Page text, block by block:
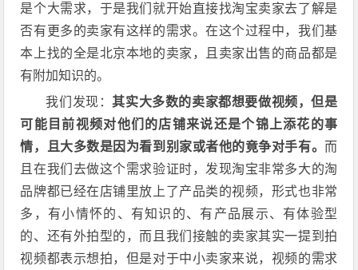
是个大需求，于是我们就开始直接找淘宝卖家去了解是
否有更多的卖家有这样的需求。在这个过程中，我们基
本上找的全是北京本地的卖家，且卖家出售的商品都是
有附加知识的。
我们发现：其实大多数的卖家都想要做视频，但是
可能目前视频对他们的店铺来说还是个锦上添花的事
情，且大多数是因为看到别家或者他的竟争对手有。 而
且在我们去做这个需求验证时，发现淘宝非常多大的淘
品牌都已经在店铺里放上了产品类的视频，形式也非常
多，有小情怀的、有知识的、有产品展示、有体验型
的、还有外拍型的，而且我们接触的卖家其实一提到拍
视频都表示想拍，但是对于中小卖家来说，视频的需求